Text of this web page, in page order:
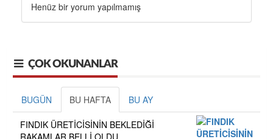
Henüz bir yorum yapılmamış
ÇOK OKUNANLAR
BUGÜN BU HAFTA BU AY
FINDIK ÜRETİCİSİNİN BEKLEDİĞİ